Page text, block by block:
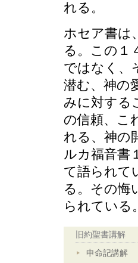
れる。
ホセア書は
る。この１
ではなく、
潜む、神の
みに対する
の信頼、こ
れる、神の
ルカ福音書
て語られて
る。その悔
られている
旧約聖書講解
申命記講解